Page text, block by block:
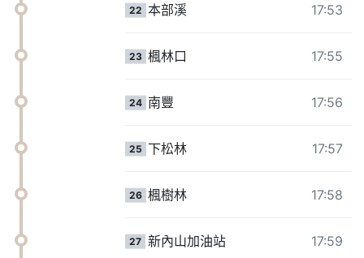
22 本部溪 17:53
23 楓林口 17:55
24 南豐 17:56
25 下松林 17:57
26 楓樹林 17:58
27 新內山加油站 17:59